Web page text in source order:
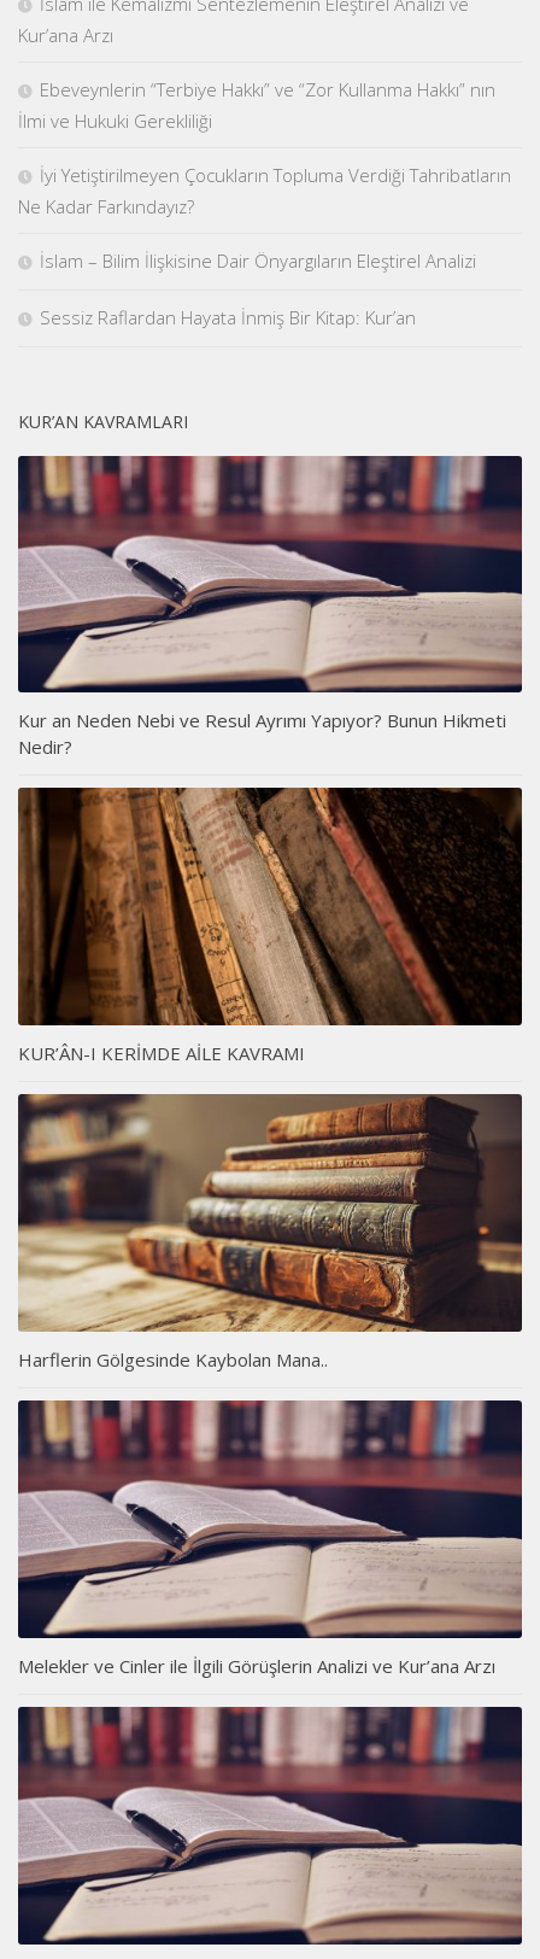
Kur’ana Arzı
Ebeveynlerin “Terbiye Hakkı” ve “Zor Kullanma Hakkı” nın
İlmi ve Hukuki Gerekliliği
İyi Yetiştirilmeyen Çocukların Topluma Verdiği Tahribatların
Ne Kadar Farkındayız?
İslam – Bilim İlişkisine Dair Önyargıların Eleştirel Analizi
Sessiz Raflardan Hayata İnmiş Bir Kitap: Kur’an
KUR’AN KAVRAMLARI
Kur an Neden Nebi ve Resul Ayrımı Yapıyor? Bunun Hikmeti
Nedir?
KUR’ÂN-I KERİMDE AİLE KAVRAMI
Harflerin Gölgesinde Kaybolan Mana..
Melekler ve Cinler ile İlgili Görüşlerin Analizi ve Kur’ana Arzı